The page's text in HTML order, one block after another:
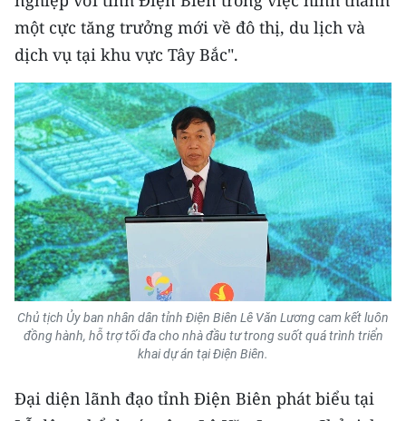
một cực tăng trưởng mới về đô thị, du lịch và
dịch vụ tại khu vực Tây Bắc".
Chủ tịch Ủy ban nhân dân tỉnh Điện Biên Lê Văn Lương cam kết luôn
đồng hành, hỗ trợ tối đa cho nhà đầu tư trong suốt quá trình triển
khai dự án tại Điện Biên.
Đại diện lãnh đạo tỉnh Điện Biên phát biểu tại